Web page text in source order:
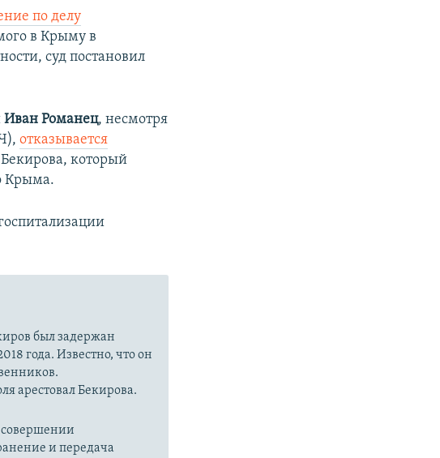
по делу
в Крыму в
суд постановил
Иван Романец, несмотря
отказывается
который
Крыма.
был задержан
года. Известно, что он
арестовал Бекирова.
совершении
и передача